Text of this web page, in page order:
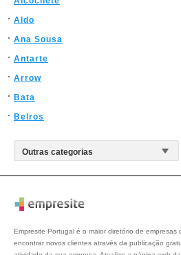
Aldo
Ana Sousa
Antarte
Arrow
Bata
Belros
Empresite Portugal é o maior diretório de
encontrar novos clientes através da publicação